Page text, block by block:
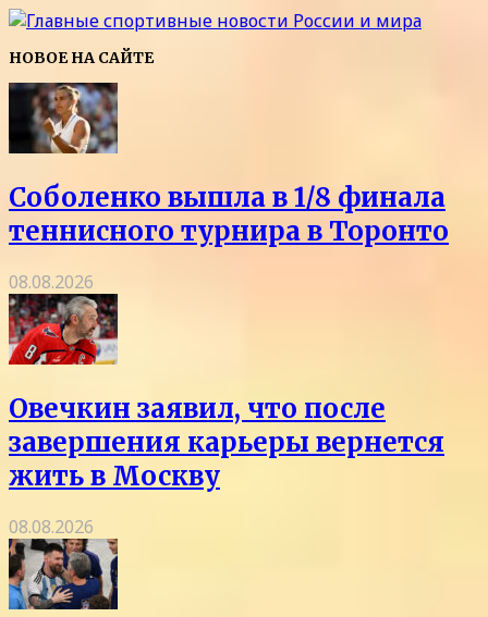
НОВОЕ НА САЙТЕ
Соболенко вышла в 1/8 финала
теннисного турнира в Торонто
08.08.2026
Овечкин заявил, что после
завершения карьеры вернется
жить в Москву
08.08.2026